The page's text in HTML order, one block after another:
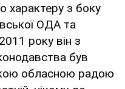
характеру з боку
ОДА та
року він з
був
обласною радою